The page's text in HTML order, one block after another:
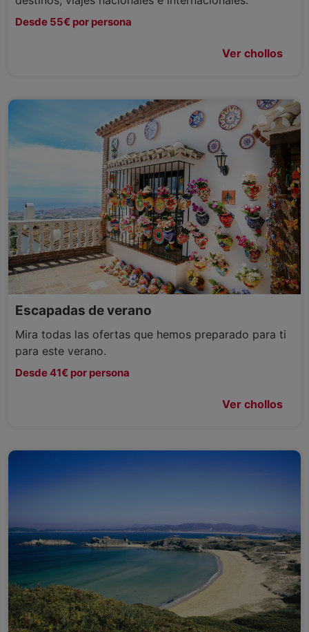
Desde 55€ por persona
Ver chollos
Escapadas de verano
Mira todas las ofertas que hemos preparado para ti
para este verano.
Desde 41€ por persona
Ver chollos